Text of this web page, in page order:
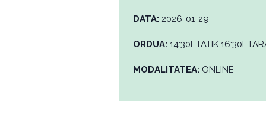
DATA: 2026-01-29
ORDUA: 14:30ETATIK
MODALITATEA: ONLINE